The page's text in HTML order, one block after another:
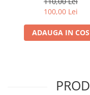
100,00 Lei
ADAUGA IN COS